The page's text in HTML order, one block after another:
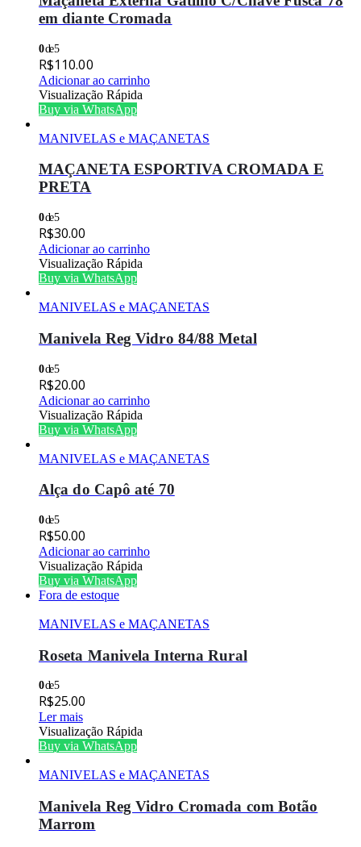
em diante Cromada
0de 5
R$110.00
Adicionar ao carrinho
Visualização Rápida
Buy via WhatsApp
MANIVELAS e MAÇANETAS
MAÇANETA ESPORTIVA CROMADA E
PRETA
0de 5
R$30.00
Adicionar ao carrinho
Visualização Rápida
Buy via WhatsApp
MANIVELAS e MAÇANETAS
Manivela Reg Vidro 84/88 Metal
0de 5
R$20.00
Adicionar ao carrinho
Visualização Rápida
Buy via WhatsApp
MANIVELAS e MAÇANETAS
Alça do Capô até 70
0de 5
R$50.00
Adicionar ao carrinho
Visualização Rápida
Buy via WhatsApp
Fora de estoque
MANIVELAS e MAÇANETAS
Roseta Manivela Interna Rural
0de 5
R$25.00
Ler mais
Visualização Rápida
Buy via WhatsApp
MANIVELAS e MAÇANETAS
Manivela Reg Vidro Cromada com Botão
Marrom